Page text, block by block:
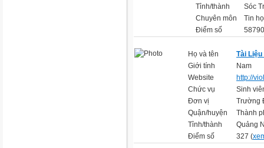
Tỉnh/thành
Sóc
Chuyên môn
Tin
Điểm số
Họ và tên
Tài Liệu
Giới tính
Nam
Website
http://
Chức vụ
Sinh
Đơn vị
Trường
Quận/huyện
Thành
Tỉnh/thành
Quảng
Điểm số
327 (